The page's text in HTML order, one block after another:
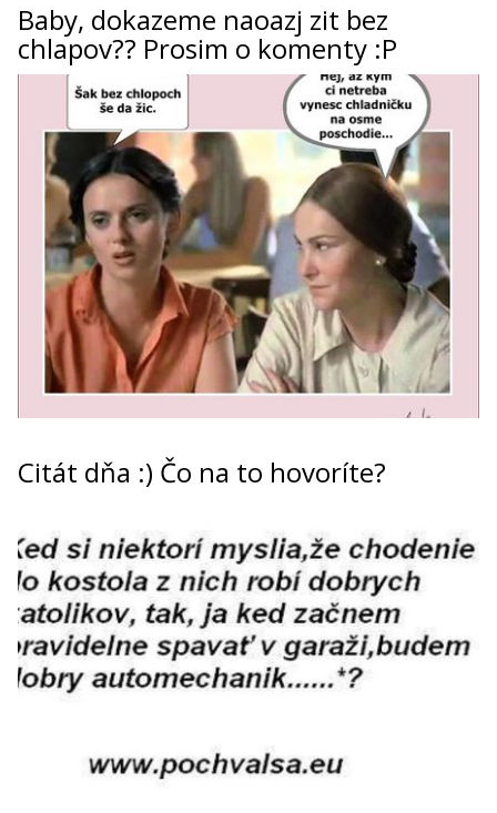
Baby, dokazeme naoazj zit bez
chlapov?? Prosim o komenty :P
Citát dňa :) Čo na to hovoríte?